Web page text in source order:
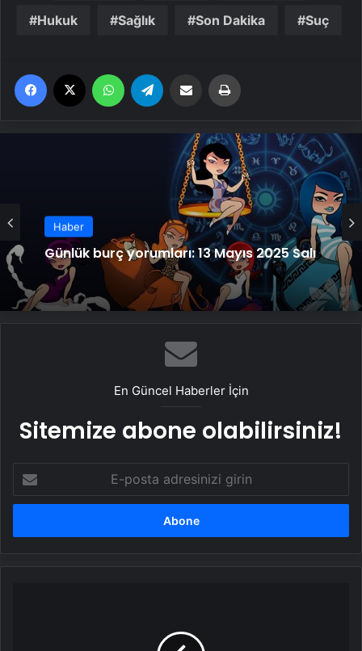
Hukuk Sağlık Son Dakika Suç
Facebook WhatsApp Email'den paylaş
Haber
Günlük burç yorumları: 13 Mayıs 2025 Salı
En Güncel Haberler İçin
Sitemize abone olabilirsiniz!
posta
adresinizi